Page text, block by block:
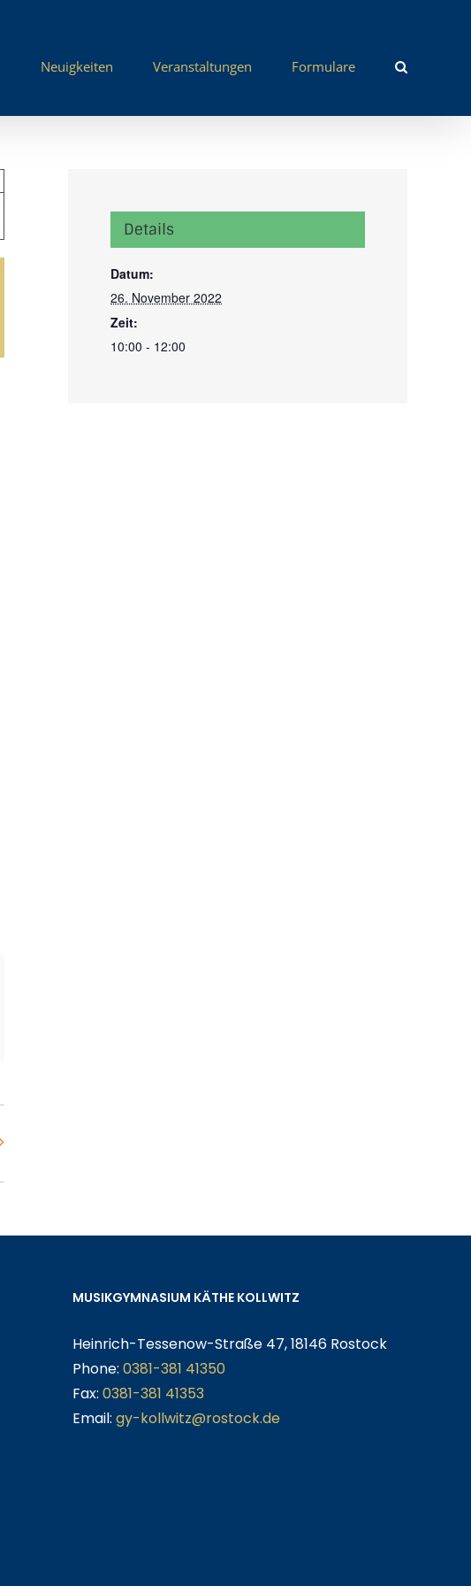
Neuigkeiten Veranstaltungen Formulare
Details
Datum:
26. November 2022
Zeit:
10:00 - 12:00
MUSIKGYMNASIUM KÄTHE KOLLWITZ
Heinrich-Tessenow-Straße 47, 18146 Rostock
Phone:0381-381 41350
Fax:0381-381 41353
Email:gy-kollwitz@rostock.de